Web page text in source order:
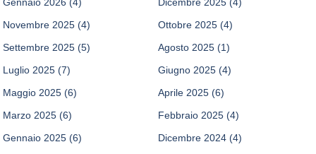
Novembre 2025 (4) Ottobre 2025 (4)
Settembre 2025 (5) Agosto 2025 (1)
Luglio 2025 (7) Giugno 2025 (4)
Maggio 2025 (6) Aprile 2025 (6)
Marzo 2025 (6) Febbraio 2025 (4)
Gennaio 2025 (6) Dicembre 2024 (4)